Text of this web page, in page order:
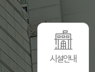
시설안내